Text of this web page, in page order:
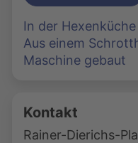
In der
Aus einem
Maschine gebaut
Kontakt
Rainer-Dierichs-